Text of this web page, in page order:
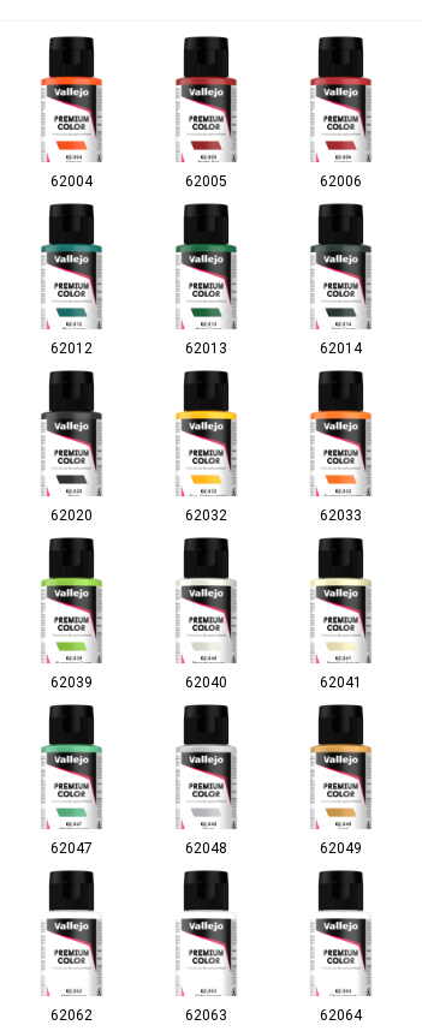
62004 62005 62006
62012 62013 62014
62020 62032 62033
62039 62040 62041
62047 62048 62049
62062 62063 62064